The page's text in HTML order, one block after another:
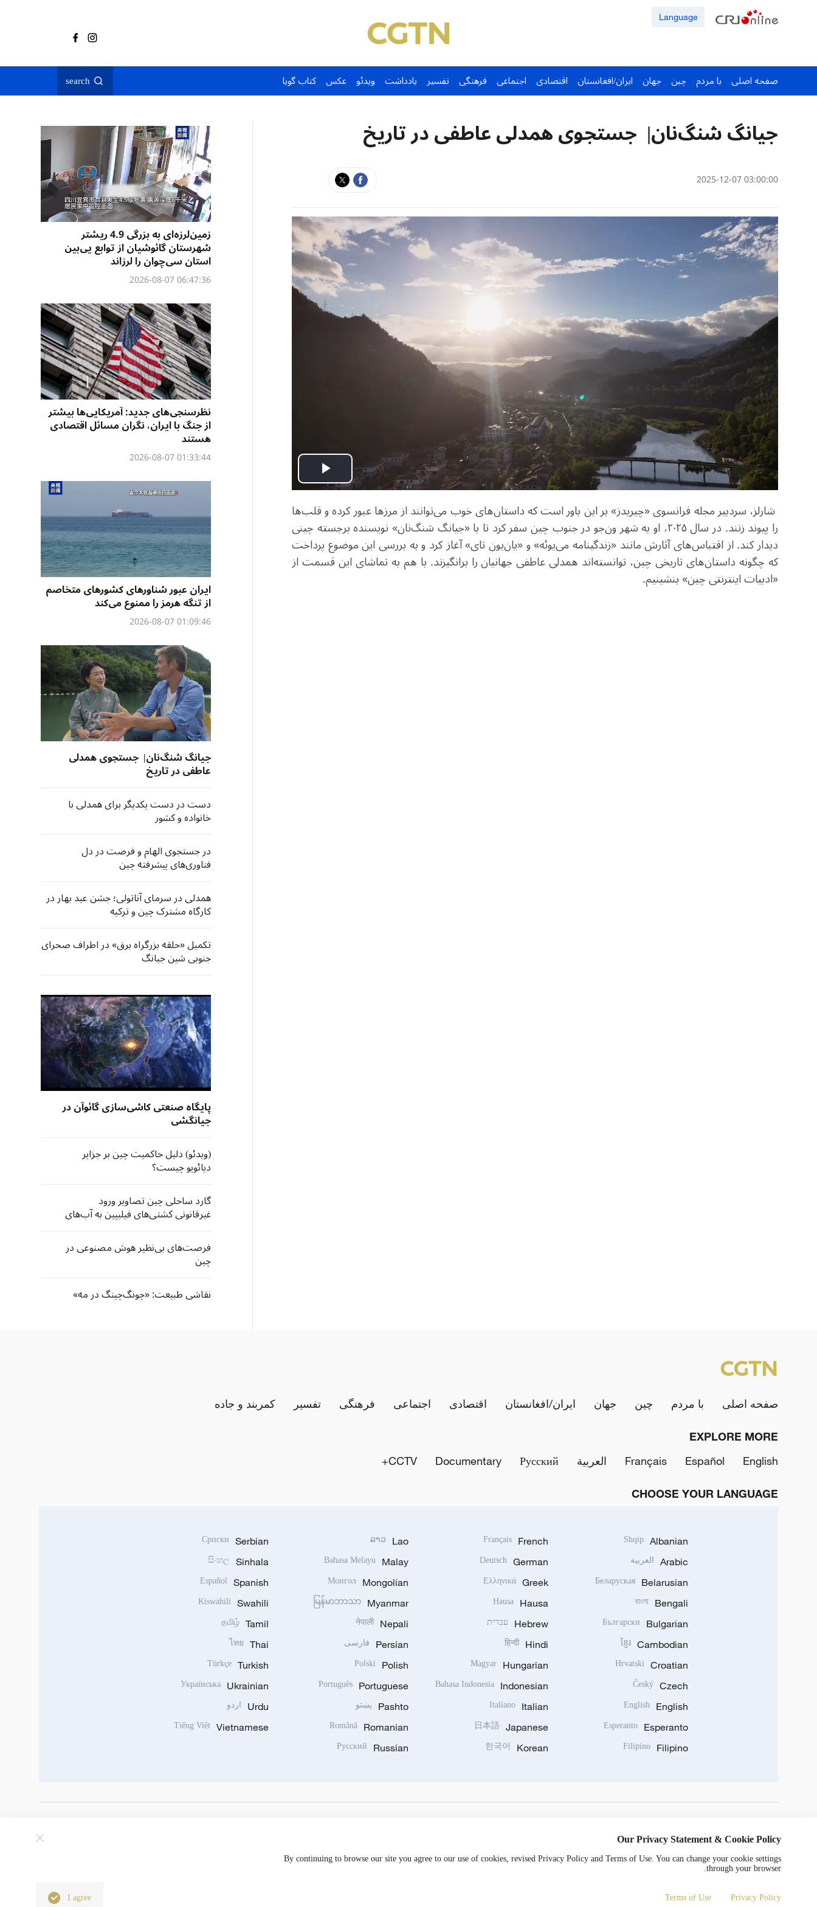
Language
صفحه اصلی با مردم چین جهان ایران/افغانستان اقتصادی اجتماعی فرهنگی تفسیر یادداشت ویدئو عکس کتاب گویا search
جیانگ شنگ‌نان| جستجوی همدلی عاطفی در تاریخ
03:00:00 2025-12-07
Play
Video
شارلز، سردبیر مجله فرانسوی «چیریدز» بر این باور است که داستان‌های خوب می‌توانند از مرزها عبور کرده و قلب‌ها
را پیوند زنند. در سال ۲۰۲۵، او به شهر ون‌جو در جنوب چین سفر کرد تا با «جیانگ شنگ‌نان» نویسنده برجسته چینی
دیدار کند. از اقتباس‌های آثارش مانند «زندگینامه می‌یوئه» و «یان‌یون تای» آغاز کرد و به بررسی این موضوع پرداخت
که چگونه داستان‌های تاریخی چین، توانسته‌اند همدلی عاطفی جهانیان را برانگیزند. با هم به تماشای این قسمت از
«ادبیات اینترنتی چین» بنشینیم.
زمین‌لرزه‌ای به بزرگی 4.9 ریشتر
شهرستان گائوشیان از توابع یی‌بین
استان سی‌چوان را لرزاند
06:47:36 2026-08-07
نظرسنجی‌‌های جدید: آمریکایی‌ها بیشتر
از جنگ با ایران، نگران مسائل اقتصادی
هستند
01:33:44 2026-08-07
ایران عبور شناورهای کشورهای متخاصم
از تنگه هرمز را ممنوع می‌کند
01:09:46 2026-08-07
جیانگ شنگ‌نان| جستجوی همدلی
عاطفی در تاریخ
دست در دست یکدیگر برای همدلی با
خانواده و کشور
در جستجوی الهام و فرصت در دل
فناوری‌های پیشرفته چین
همدلی در سرمای آناتولی؛ جشن عید بهار در
کارگاه مشترک چین و ترکیه
تکمیل «حلقه بزرگراه برق» در اطراف صحرای
جنوبی شین جیانگ
پایگاه صنعتی کاشی‌سازی گائوآن در
جیانگشی
(ویدئو) دلیل حاکمیت چین بر جزایر
دیائویو چیست؟
گارد ساحلی چین تصاویر ورود
غیرقانونی کشتی‌های فیلیپین به آب‌های
جزیره‌ «هوانگ‌یان» را منتشر کرد
فرصت‌های بی‌نظیر هوش مصنوعی در
چین
نقاشی طبیعت: «چونگ‌چینگ در مه»
صفحه اصلی با مردم چین جهان ایران/افغانستان اقتصادی اجتماعی فرهنگی تفسیر کمربند و جاده
EXPLORE MORE
English
Español
Français العربية Русский
Documentary
CCTV+
CHOOSE YOUR LANGUAGE
Albanian
Shqip
Arabic العربية
Belarusian
Беларуская
Bengali
বাংলা
Bulgarian
Български
Cambodian
ខ្មែរ
Croatian
Hrvatski
Czech
Český
English
English
Esperanto
Esperanto
Filipino
Filipino
French
Français
German
Deutsch
Greek
Ελληνικά
Hausa
Hausa
Hebrew עברית
Hindi
हिन्दी
Hungarian
Magyar
Indonesian
Bahasa Indonesia
Italian
Italiano
Japanese
日本語
Korean
한국어
Lao
ລາວ
Malay
Bahasa Melayu
Mongolian
Монгол
Myanmar
မြန်မာဘာသာ
Nepali
नेपाली
Persian فارسی
Polish
Polski
Portuguese
Português
Pashto پښتو
Romanian
Română
Russian
Русский
Serbian
Српски
Sinhala
සිංහල
Spanish
Español
Swahili
Kiswahili
Tamil
தமிழ்
Thai
ไทย
Turkish
Türkçe
Ukrainian
Українська
Urdu اردو
Vietnamese
Tiếng Việt
© China Radio International.CRI. All Rights Reserved. 16A Shijingshan Road, Beijing, China. 100040
Our Privacy Statement & Cookie Policy
By continuing to browse our site you agree to our use of cookies, revised Privacy Policy and Terms of Use. You can change your cookie settings
through your browser.
Privacy Policy
Terms of Use
I agree